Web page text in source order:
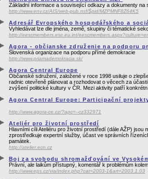
Základní informace a související odkazy a dokumenty
http://www.env.cz/AIS/web-pub.nsf/$pid/MZPMNF8Z64K5
Adresář Evropského hospodářského a
Vyhledávat lze dle jména, země, skupiny či tématické
http://eescmembers.esc.eu.int/
Agora - občianske združenie na podporu
Slovenská organizace na podporu přímé demokracie
http://www.priamademokracia.sk/
Agora Central Europe
Občanské sdružení, založené v roce 1998 usiluje o
radnic otevřeně plánovat a rozhodovat o věcech za
zvýšení politické kultury v ČR. Mezi aktivity patří
Agora Central Europe: Participační
http://www.agora-ce.cz/?apc=--cz332971
Ateliér pro životní prostředí
Hlavními cíli Ateliéru pro životní prostředí (dále AŽP)
zprostředkuje expertní služby, účast ve správních
památek.
http://atelier.ecn.cz
Boj za svobodu shromažďování ve
Právní, ale laikům přístupný, komentář k problémům
http://www.eps.cz/via/index.php?cat=2003-1&art=2003.1.03